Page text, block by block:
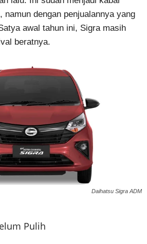
namun dengan penjualannya yang
awal tahun ini, Sigra masih
beratnya.
Daihatsu Sigra ADM
Pulih